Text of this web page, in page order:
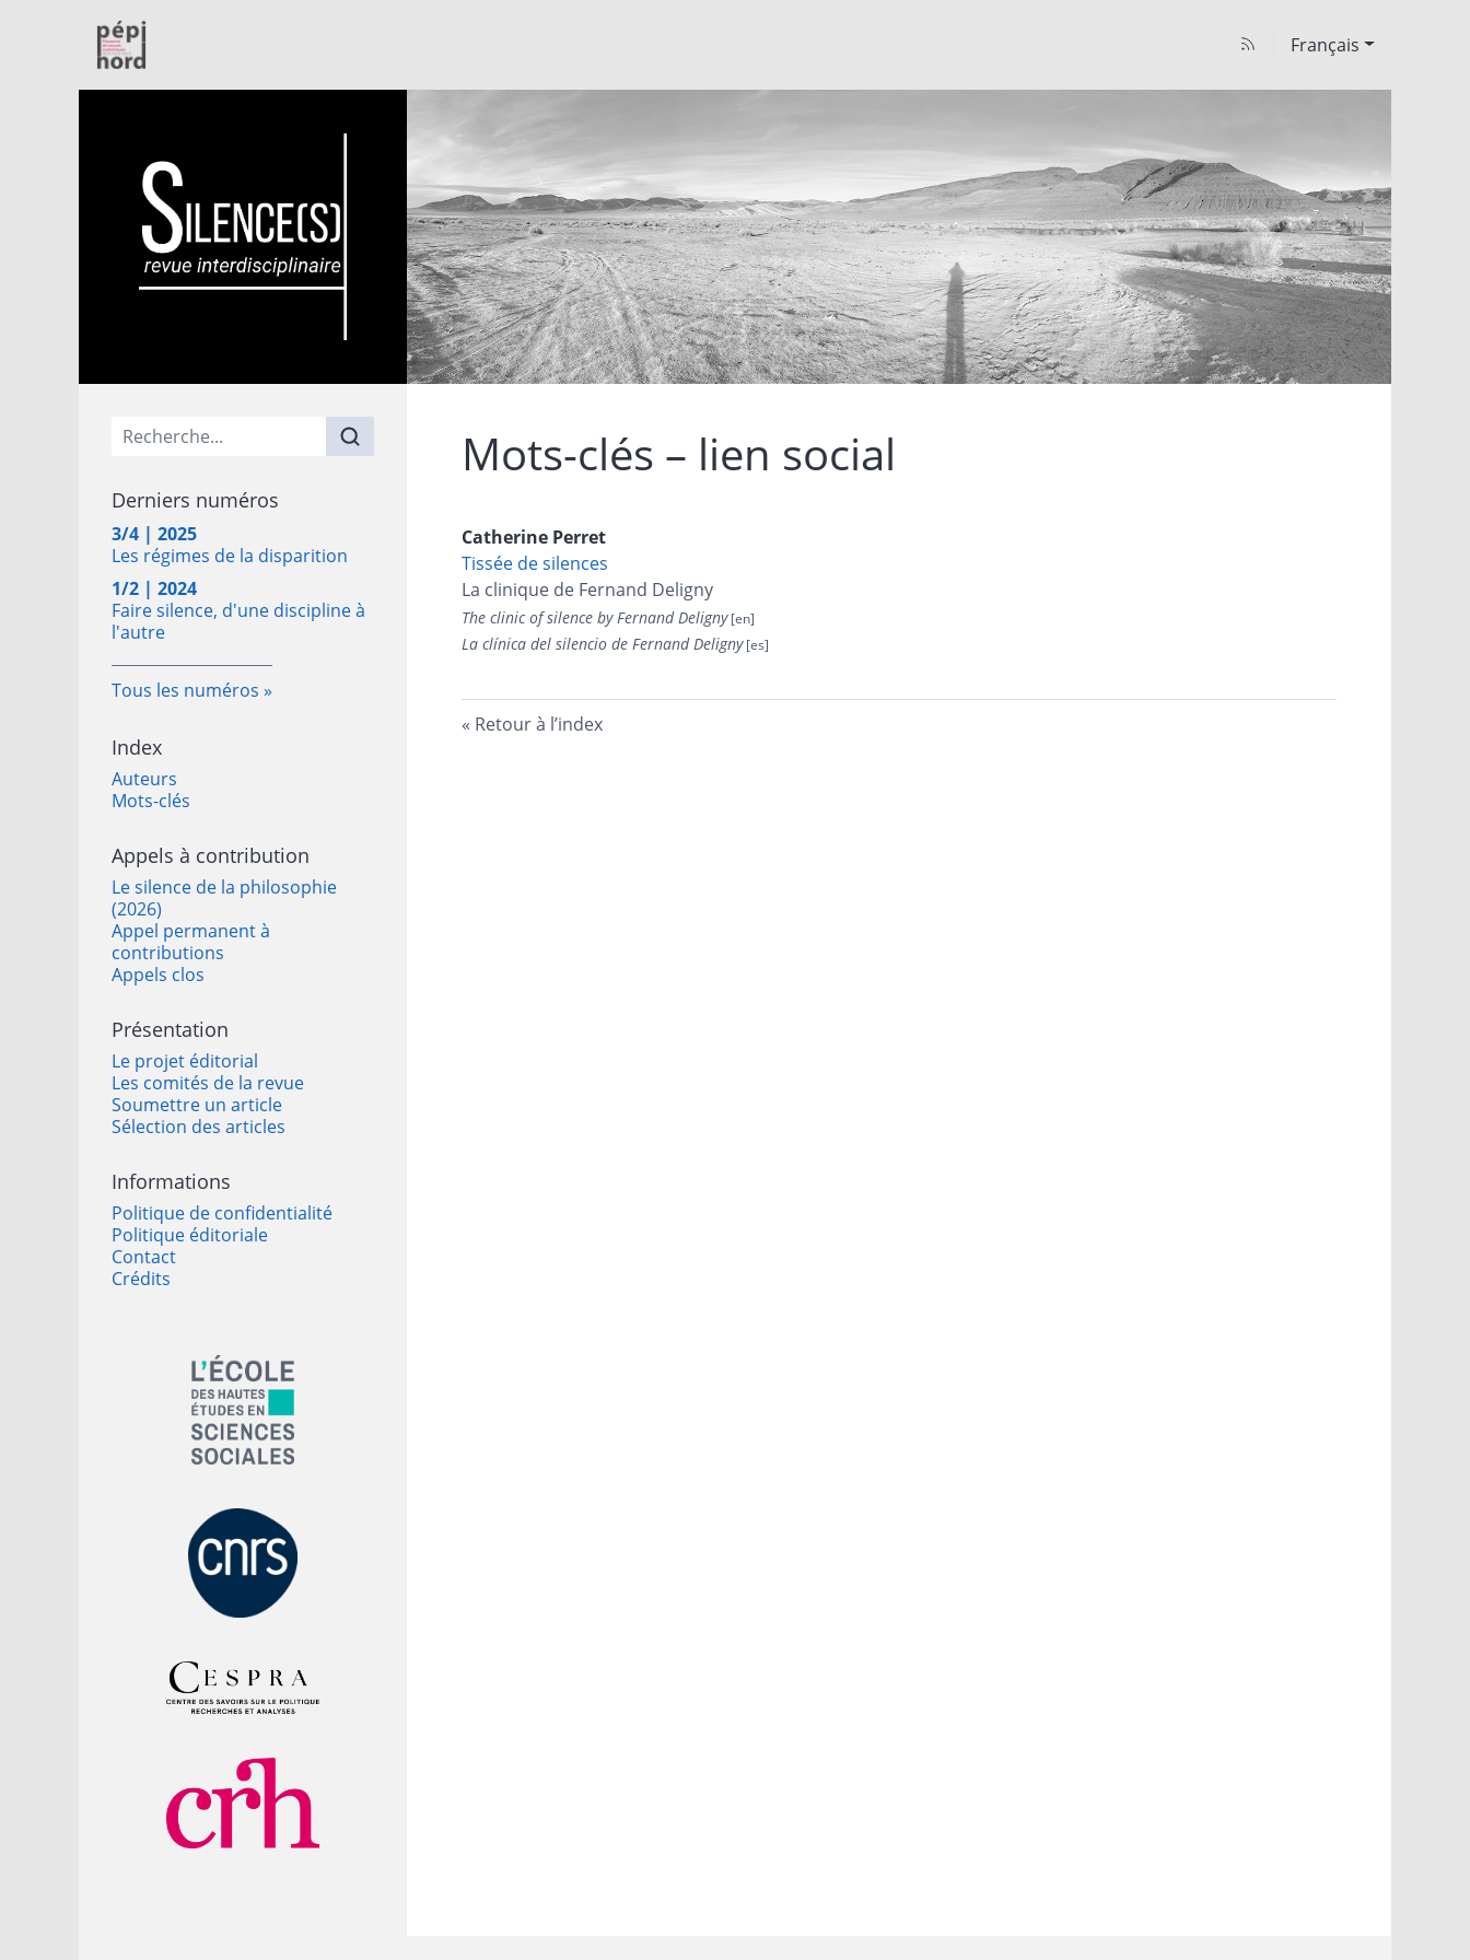
Français
Menu principal
Derniers numéros
3/4 | 2025
Les régimes de la disparition
1/2 | 2024
Faire silence, d'une discipline à
l'autre
Tous les numéros
Index
Auteurs
Mots-clés
Appels à contribution
Le silence de la philosophie
(2026)
Appel permanent à
contributions
Appels clos
Présentation
Le projet éditorial
Les comités de la revue
Soumettre un article
Sélection des articles
Informations
Politique de confidentialité
Politique éditoriale
Contact
Crédits
Affiliations/partenaires
Mots-clés – lien social
Catherine Perret
Tissée de silences
La clinique de Fernand Deligny
The clinic of silence by Fernand Deligny
La clínica del silencio de Fernand Deligny
Retour à l’index